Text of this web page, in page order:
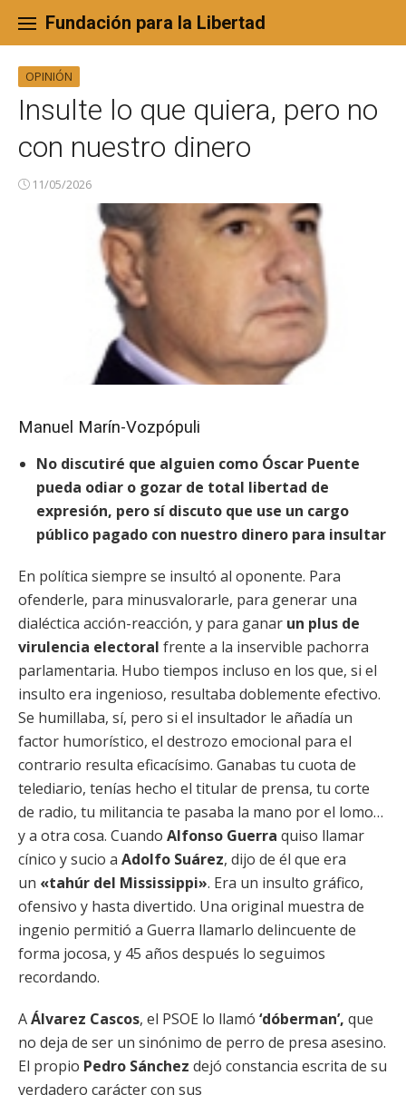
content
Fundación para la Libertad
OPINIÓN
Insulte lo que quiera, pero no
con nuestro dinero
11/05/2026
Manuel Marín-Vozpópuli
No discutiré que alguien como Óscar Puente
pueda odiar o gozar de total libertad de
expresión, pero sí discuto que use un cargo
público pagado con nuestro dinero para insultar
En política siempre se insultó al oponente. Para
ofenderle, para minusvalorarle, para generar una
dialéctica acción-reacción, y para ganar un plus de
virulencia electoral frente a la inservible pachorra
parlamentaria. Hubo tiempos incluso en los que, si el
insulto era ingenioso, resultaba doblemente efectivo.
Se humillaba, sí, pero si el insultador le añadía un
factor humorístico, el destrozo emocional para el
contrario resulta eficacísimo. Ganabas tu cuota de
telediario, tenías hecho el titular de prensa, tu corte
de radio, tu militancia te pasaba la mano por el lomo…
y a otra cosa. Cuando Alfonso Guerra quiso llamar
cínico y sucio a Adolfo Suárez, dijo de él que era
un «tahúr del Mississippi». Era un insulto gráfico,
ofensivo y hasta divertido. Una original muestra de
ingenio permitió a Guerra llamarlo delincuente de
forma jocosa, y 45 años después lo seguimos
recordando.
AÁlvarez Cascos, el PSOE lo llamó ‘dóberman’, que
no deja de ser un sinónimo de perro de presa asesino.
El propio Pedro Sánchez dejó constancia escrita de su
verdadero carácter con sus